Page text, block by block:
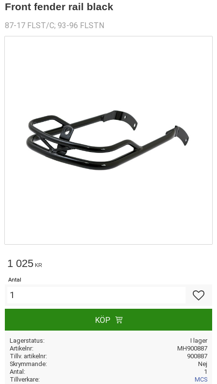
Front fender rail black
87-17 FLST/C; 93-96 FLSTN
1 025 KR
Antal
KÖP
Lagerstatus
I lager
Artikelnr
MH900887
Tillv. artikelnr
900887
Skrymmande
Nej
Antal
1
Tillverkare
MCS